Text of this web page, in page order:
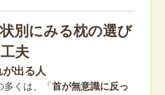
別にみる枕の選び
夫
出る人
多くは、「首が無意識に反っ